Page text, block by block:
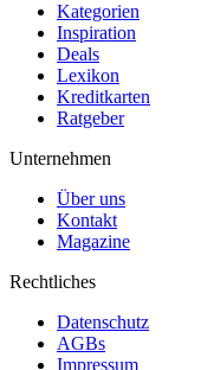
Kategorien
Inspiration
Deals
Lexikon
Kreditkarten
Ratgeber
Unternehmen
Über uns
Kontakt
Magazine
Rechtliches
Datenschutz
AGBs
Impressum